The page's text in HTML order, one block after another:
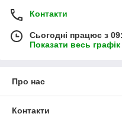
Контакти
Сьогодні працює з
Показати весь
Про нас
Контакти